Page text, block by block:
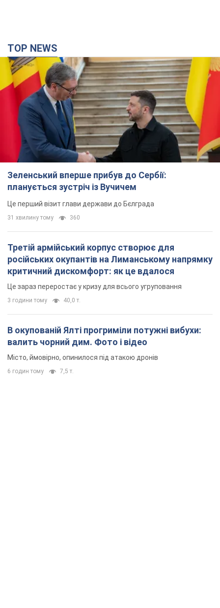
TOP NEWS
Зеленський вперше прибув до Сербії:
планується зустріч із Вучичем
Це перший візит глави держави до Бєлграда
31 хвилину тому 360
Третій армійський корпус створює для
російських окупантів на Лиманському напрямку
критичний дискомфорт: як це вдалося
Це зараз переростає у кризу для всього угруповання
3 години тому 40,0 т.
В окупованій Ялті прогриміли потужні вибухи:
валить чорний дим. Фото і відео
Місто, ймовірно, опинилося під атакою дронів
6 годин тому 7,5 т.